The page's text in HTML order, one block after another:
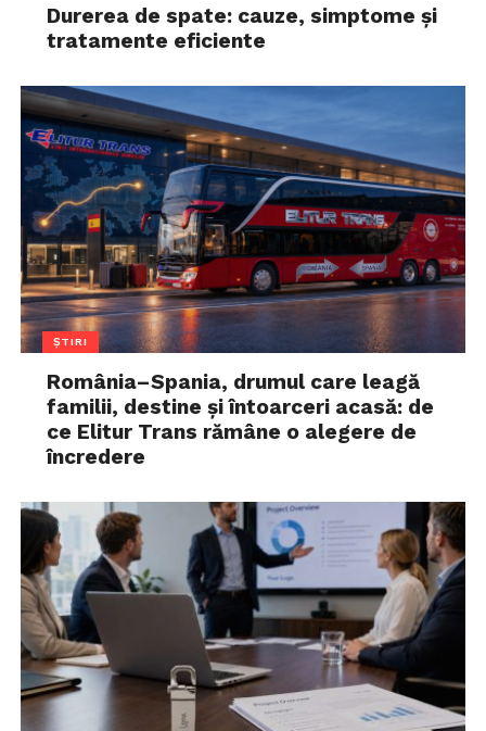
Durerea de spate: cauze, simptome și
tratamente eficiente
ȘTIRI
România–Spania, drumul care leagă
familii, destine și întoarceri acasă: de
ce Elitur Trans rămâne o alegere de
încredere